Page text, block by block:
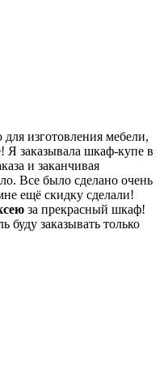
изготовления мебели,
заказывала шкаф-купе в
и заканчивая
Все было сделано очень
ещё скидку сделали!
за прекрасный шкаф!
буду заказывать только